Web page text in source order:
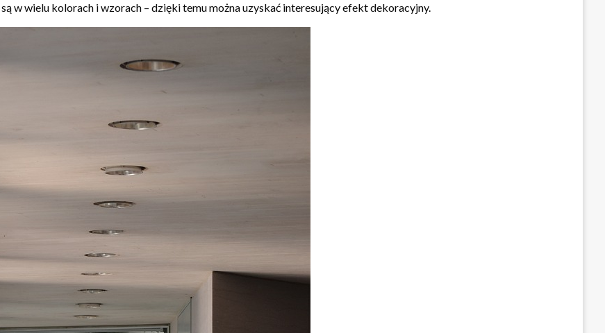
w wielu kolorach i wzorach – dzięki temu można uzyskać interesujący efekt dekoracyjny.